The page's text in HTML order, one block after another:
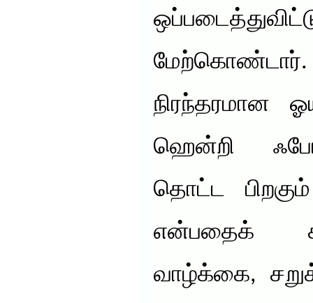
நிரந்தரமான
ஹென்றி
தொட்ட
என்பதைக்
வாழ்க்கை,